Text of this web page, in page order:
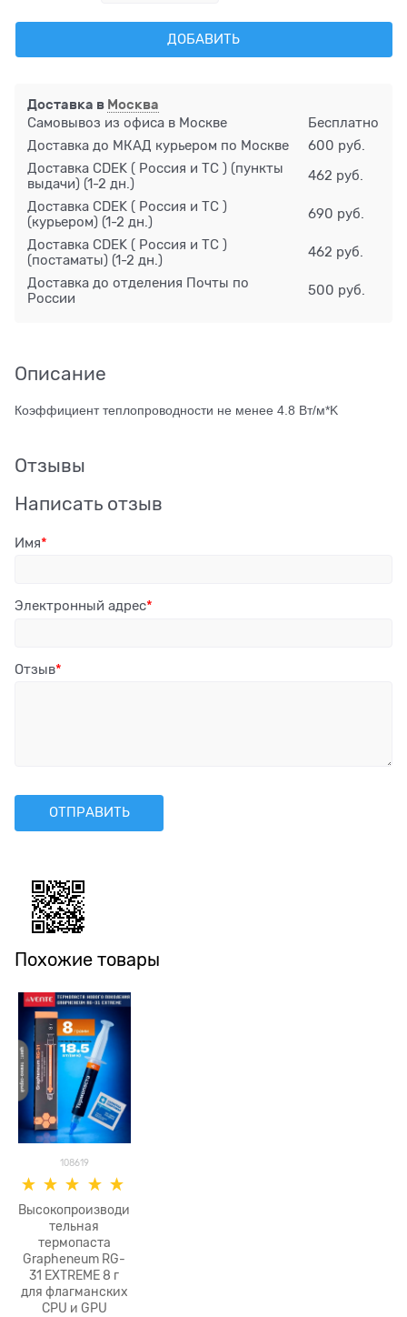
ДОБАВИТЬ
Доставка в Москва
Самовывоз из офиса в Москве
Бесплатно
Доставка до МКАД курьером по Москве
600 руб.
Доставка CDEK ( Россия и ТС ) (пункты
выдачи) (1-2 дн.)
462 руб.
Доставка CDEK ( Россия и ТС )
(курьером) (1-2 дн.)
690 руб.
Доставка CDEK ( Россия и ТС )
(постаматы) (1-2 дн.)
462 руб.
Доставка до отделения Почты по
России
500 руб.
Описание
Коэффициент теплопроводности не менее 4.8 Вт/м*K
Отзывы
Написать отзыв
Имя
Электронный адрес
Отзыв
Похожие товары
108619
Высокопроизводи
тельная
термопаста
Grapheneum RG-
31 EXTREME 8 г
для флагманских
CPU и GPU